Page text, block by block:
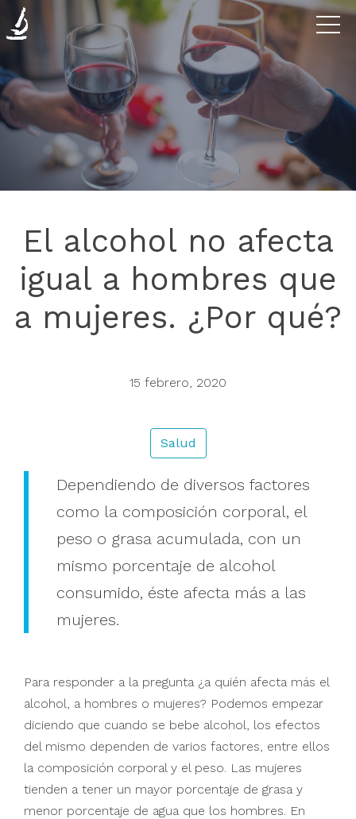
Enfermedades
Clínica
El alcohol no afecta
igual a hombres que
a mujeres. ¿Por qué?
15 febrero, 2020
Salud
Dependiendo de diversos factores
como la composición corporal, el
peso o grasa acumulada, con un
mismo porcentaje de alcohol
consumido, éste afecta más a las
mujeres.
Para responder a la pregunta ¿a quién afecta más el
alcohol, a hombres o mujeres? Podemos empezar
diciendo que cuando se bebe alcohol, los efectos
del mismo dependen de varios factores, entre ellos
la composición corporal y el peso. Las mujeres
tienden a tener un mayor porcentaje de grasa y
menor porcentaje de agua que los hombres. En